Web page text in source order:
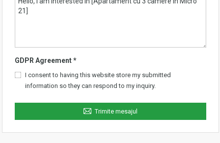
GDPR Agreement*
I consent to having this website store my submitted
information so they can respond to my inquiry.
Trimite mesajul